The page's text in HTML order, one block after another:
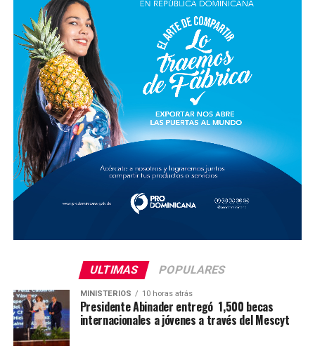
ULTIMAS POPULARES
MINISTERIOS 10 horas atrás
Presidente Abinader entregó 1,500 becas
internacionales a jóvenes a través del Mescyt